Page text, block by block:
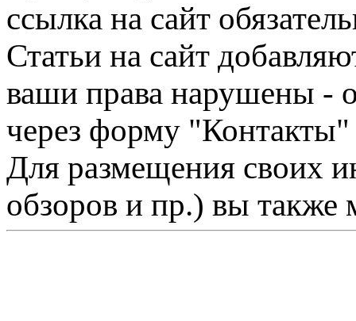
ссылка на сайт
Статьи на сайт
ваши права нарушены -
через форму "Контакты"
Для размещения своих
обзоров и пр.) вы также